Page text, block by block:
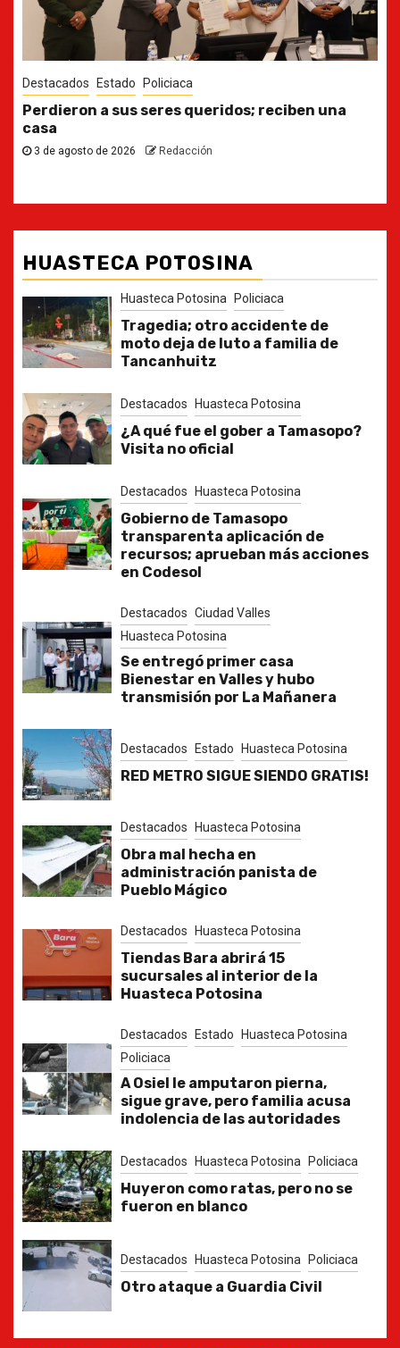
Destacados Estado
Ya casi, el quinto informe del Gobernador
30 de julio de 2026
HUASTECA POTOSINA
Huasteca Potosina Policiaca
Tragedia; otro accidente de
moto deja de luto a familia de
Tancanhuitz
Destacados Huasteca Potosina
¿A qué fue el gober a Tamasopo?
Visita no oficial
Destacados Huasteca Potosina
Gobierno de Tamasopo
transparenta aplicación de
recursos; aprueban más acciones
en Codesol
Destacados Ciudad Valles
Huasteca Potosina
Se entregó primer casa
Bienestar en Valles y hubo
transmisión por La Mañanera
Destacados Estado Huasteca Potosina
RED METRO SIGUE SIENDO GRATIS!
Destacados Huasteca Potosina
Obra mal hecha en
administración panista de
Pueblo Mágico
Destacados Huasteca Potosina
Tiendas Bara abrirá 15
sucursales al interior de la
Huasteca Potosina
Destacados Estado Huasteca Potosina
Policiaca
A Osiel le amputaron pierna,
sigue grave, pero familia acusa
indolencia de las autoridades
Destacados Huasteca Potosina Policiaca
Huyeron como ratas, pero no se
fueron en blanco
Destacados Huasteca Potosina Policiaca
Otro ataque a Guardia Civil